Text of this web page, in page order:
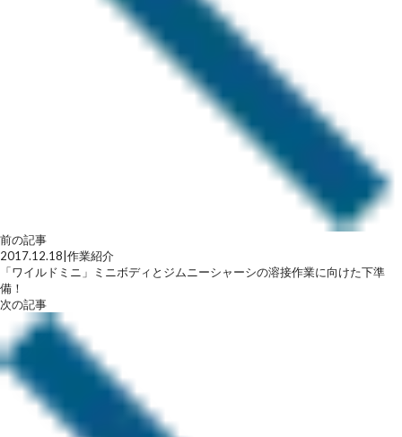
前の記事
2017.12.18 作業紹介
「ワイルドミニ」ミニボディとジムニーシャーシの溶接作業に向けた下準
備！
次の記事